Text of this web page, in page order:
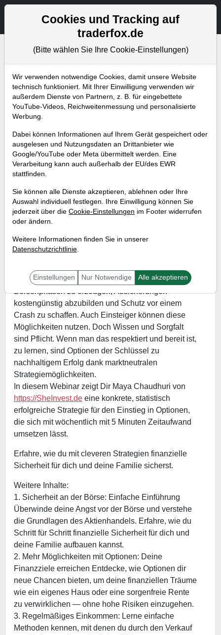
Aktien- und Artikelsuche
Bevorstehende Webinare Alle Aufzeichnungen
Optionshandel im Börsenjahr
2026: Crash- und Renditeschutz
Referent:
durch die Möglichkeit, Renditen in verschiedensten
Börsenphasen zu erzeugen, Absicherungen
kostengünstig abzubilden und Schutz vor einem
Crash zu schaffen. Auch Einsteiger können diese
Möglichkeiten nutzen. Doch Wissen und Sorgfalt
sind Pflicht. Wenn man das respektiert und bereit ist,
zu lernen, sind Optionen der Schlüssel zu
nachhaltigem Erfolg dank marktneutralen
Strategiemöglichkeiten.
In diesem Webinar zeigt Dir Maya Chaudhuri von
https://SheInvest.de eine konkrete, statistisch
erfolgreiche Strategie für den Einstieg in Optionen,
die sich mit wöchentlich mit 5 Minuten Zeitaufwand
umsetzen lässt.
Erfahre, wie du mit cleveren Strategien finanzielle
Sicherheit für dich und deine Familie sicherst.
Weitere Inhalte:
1. Sicherheit an der Börse: Einfache Einführung
Überwinde deine Angst vor der Börse und verstehe
die Grundlagen des Aktienhandels. Erfahre, wie du
Schritt für Schritt finanzielle Sicherheit für dich und
deine Familie aufbauen kannst.
2. Mehr Möglichkeiten mit Optionen: Deine
Finanzziele erreichen Entdecke, wie Optionen dir
neue Chancen bieten, um deine finanziellen Träume
wie ein eigenes Haus oder eine sorgenfreie Rente
zu verwirklichen — ohne hohe Risiken einzugehen.
3. Regelmäßiges Einkommen: Lerne einfache
Methoden kennen, mit denen du durch den Verkauf
Cookies und Tracking auf
traderfox.de
(Bitte wählen Sie Ihre Cookie-Einstellungen)
Wir verwenden notwendige Cookies, damit unsere Website
technisch funktioniert. Mit Ihrer Einwilligung verwenden wir
außerdem Dienste von Partnern, z. B. für eingebettete
YouTube-Videos, Reichweitenmessung und personalisierte
Werbung.
Dabei können Informationen auf Ihrem Gerät gespeichert oder
ausgelesen und Nutzungsdaten an Drittanbieter wie
Google/YouTube oder Meta übermittelt werden. Eine
Verarbeitung kann auch außerhalb der EU/des EWR
stattfinden.
Sie können alle Dienste akzeptieren, ablehnen oder Ihre
Auswahl individuell festlegen. Ihre Einwilligung können Sie
jederzeit über die Cookie-Einstellungen im Footer widerrufen
oder ändern.
Weitere Informationen finden Sie in unserer
Datenschutzrichtlinie.
Einstellungen Nur Notwendige Alle akzeptieren